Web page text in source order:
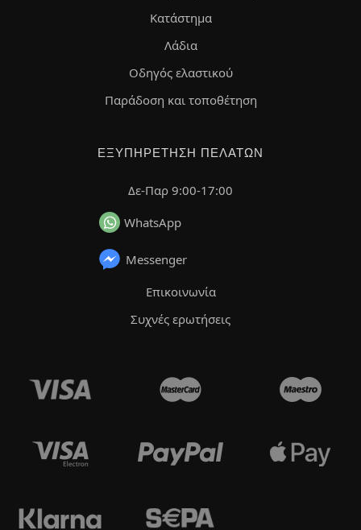
Κατάστημα
Λάδια
Οδηγός ελαστικού
Παράδοση και τοποθέτηση
ΕΞΥΠΗΡΈΤΗΣΗ ΠΕΛΑΤΏΝ
Δε-Παρ 9:00-17:00
WhatsApp
Messenger
Επικοινωνία
Συχνές ερωτήσεις